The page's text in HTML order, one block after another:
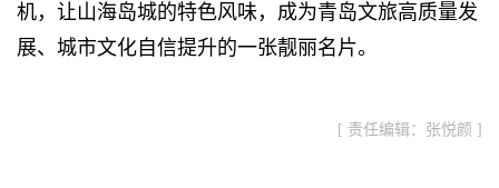
机，让山海岛城的特色风味，成为青岛文旅高质量发
展、城市文化自信提升的一张靓丽名片。
[ 责任编辑：张悦颜 ]